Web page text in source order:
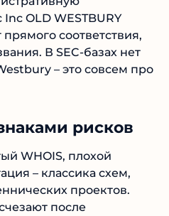
OLD WESTBURY
прямого соответствия,
В SEC‑базах нет
– это совсем про
рисков
WHOIS, плохой
– классика схем,
проектов.
после